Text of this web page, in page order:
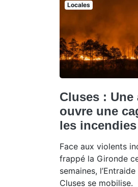
Locales
Cluses :
ouvre une
les
Face aux violents
frappé la Gironde
semaines,
Cluses se mobilise.